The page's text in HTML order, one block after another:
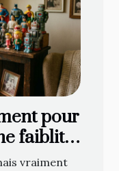
pour
faiblit
vraiment